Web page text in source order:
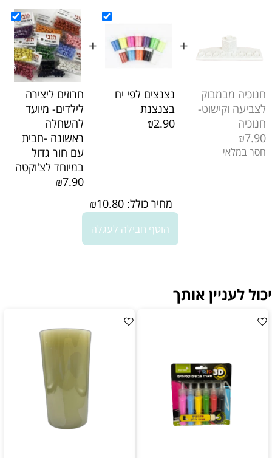
חנוכיה מבמבוק
לצביעה וקישוט-
חנוכיה
₪7.90
חסר במלאי
+
נצנצים לפי יח
בצנצנת
₪2.90
+
חרוזים ליצירה
לילדים- מיועד
להשחלה
ראשונה -חבית
עם חור גדול
במיוחד לצ'וקטה
₪7.90
מחיר כולל:
₪10.80
הוסף חבילה לעגלה
יכול לעניין אותך